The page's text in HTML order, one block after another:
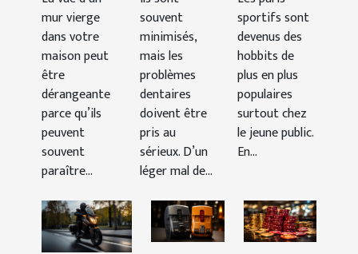
mur vierge
dans votre
maison peut
être
dérangeante
parce qu’ils
peuvent
souvent
paraître...
souvent
minimisés,
mais les
problèmes
dentaires
doivent être
pris au
sérieux. D’un
léger mal de...
gagner
dans les
paris
sportifs ?
sportifs sont
devenus des
hobbits de
plus en plus
populaires
surtout chez
le jeune public.
En...